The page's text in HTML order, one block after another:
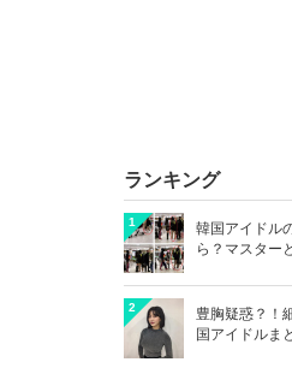
ランキング
1
韓国アイドル
ら？マスター
2
豊胸疑惑？！
国アイドルま